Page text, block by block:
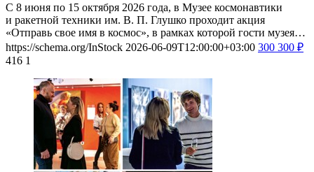
С 8 июня по 15 октября 2026 года, в Музее космонавтики
и ракетной техники им. В. П. Глушко проходит акция
«Отправь свое имя в космос», в рамках которой гости музея…
https://schema.org/InStock 2026-06-09T12:00:00+03:00 300 300 ₽
416 1